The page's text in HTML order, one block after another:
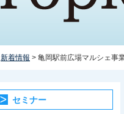
新着情報 > 亀岡駅前広場マルシェ事
セミナー